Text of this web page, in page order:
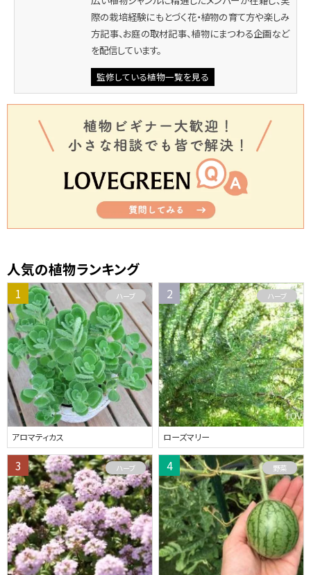
際の栽培経験にもとづく花・植物の育て方や楽しみ
方記事、お庭の取材記事、植物にまつわる企画など
を配信しています。
監修している植物一覧を見る
人気の植物ランキング
アロマティカス
ハーブ
ローズマリー
ハーブ
ハーブ 野菜